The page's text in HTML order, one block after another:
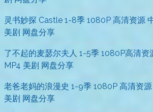
灵书妙探 Castle 1-8季 1080P 高清资源
美剧 网盘分享
了不起的麦瑟尔夫人 1-5季 1080P高清资
MP4 美剧 网盘分享
老爸老妈的浪漫史 1-9季 1080P 高清资
美剧 网盘分享